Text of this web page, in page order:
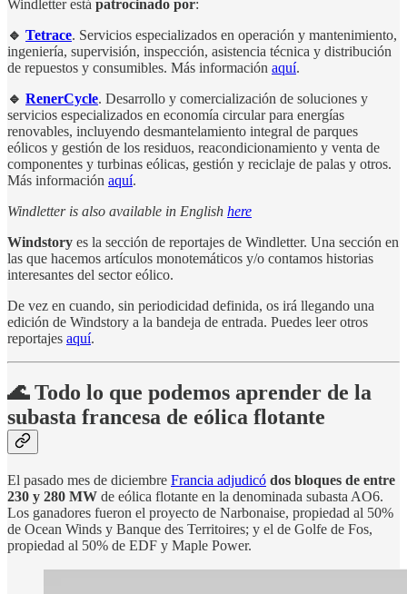
Windletter está patrocinado por:
🔹 Tetrace. Servicios especializados en operación y mantenimiento,
ingeniería, supervisión, inspección, asistencia técnica y distribución
de repuestos y consumibles. Más información aquí.
🔹 RenerCycle. Desarrollo y comercialización de soluciones y
servicios especializados en economía circular para energías
renovables, incluyendo desmantelamiento integral de parques
eólicos y gestión de los residuos, reacondicionamiento y venta de
componentes y turbinas eólicas, gestión y reciclaje de palas y otros.
Más información aquí.
Windletter is also available in English here
Windstory es la sección de reportajes de Windletter. Una sección en
las que hacemos artículos monotemáticos y/o contamos historias
interesantes del sector eólico.
De vez en cuando, sin periodicidad definida, os irá llegando una
edición de Windstory a la bandeja de entrada. Puedes leer otros
reportajes aquí.
🌊 Todo lo que podemos aprender de la
subasta francesa de eólica flotante
El pasado mes de diciembre Francia adjudicó dos bloques de entre
230 y 280 MW de eólica flotante en la denominada subasta AO6.
Los ganadores fueron el proyecto de Narbonaise, propiedad al 50%
de Ocean Winds y Banque des Territoires; y el de Golfe de Fos,
propiedad al 50% de EDF y Maple Power.